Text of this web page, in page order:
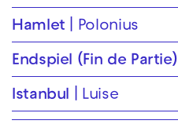
Hamlet Polonius
Endspiel (Fin de Partie)
Istanbul Luise